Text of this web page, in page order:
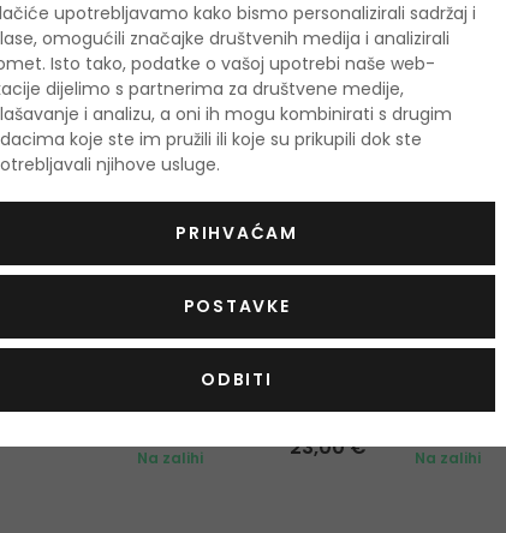
Parfemska voda
Na zalihi
23,00 €
-20%. KOD:
Lattafa
Na zalihi
upotrebljavamo kako bismo personalizirali sadržaj i
omogućili značajke društvenih medija i analizirali
Isto tako, podatke o vašoj upotrebi naše web-
dijelimo s partnerima za društvene medije,
i analizu, a oni ih mogu kombinirati s drugim
koje ste im pružili ili koje su prikupili dok ste
njihove usluge.
PRIHVAĆAM
POSTAVKE
ODBITI